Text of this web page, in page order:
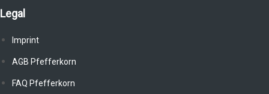
Legal
Imprint
AGB Pfefferkorn
FAQ Pfefferkorn